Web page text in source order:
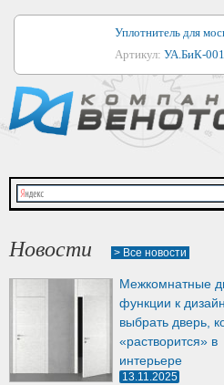
Уплотнитель для
Артикул: УА.БиК-
Уплотнитель для
Артикул:1044
Уплотнитель для
Артикул:УМ.БиК-
Уплотнитель
Артикул:
Новости > Все новости
Межкомнатные
функции к
выбрать дверь,
«растворится» в
интерьере
13.11.2025